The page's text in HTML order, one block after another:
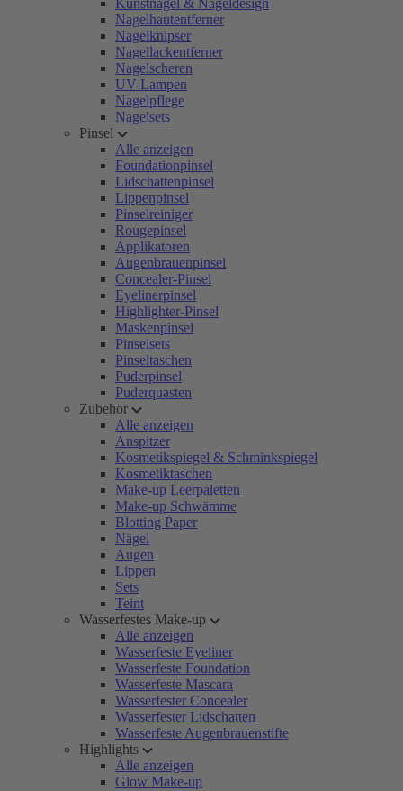
Kunstnägel & Nageldesign
Nagelhautentferner
Nagelknipser
Nagellackentferner
Nagelscheren
UV-Lampen
Nagelpflege
Nagelsets
Pinsel
Alle anzeigen
Foundationpinsel
Lidschattenpinsel
Lippenpinsel
Pinselreiniger
Rougepinsel
Applikatoren
Augenbrauenpinsel
Concealer-Pinsel
Eyelinerpinsel
Highlighter-Pinsel
Maskenpinsel
Pinselsets
Pinseltaschen
Puderpinsel
Puderquasten
Zubehör
Alle anzeigen
Anspitzer
Kosmetikspiegel & Schminkspiegel
Kosmetiktaschen
Make-up Leerpaletten
Make-up Schwämme
Blotting Paper
Nägel
Augen
Lippen
Sets
Teint
Wasserfestes Make-up
Alle anzeigen
Wasserfeste Eyeliner
Wasserfeste Foundation
Wasserfeste Mascara
Wasserfester Concealer
Wasserfester Lidschatten
Wasserfeste Augenbrauenstifte
Highlights
Alle anzeigen
Glow Make-up